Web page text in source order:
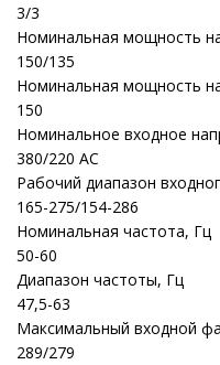
3/3
Номинальная мощность
150/135
Номинальная мощность
150
Номинальное входное
380/220 AC
Рабочий диапазон
165-275/154-286
Номинальная частота, Гц
50-60
Диапазон частоты, Гц
47,5-63
Максимальный входной
289/279